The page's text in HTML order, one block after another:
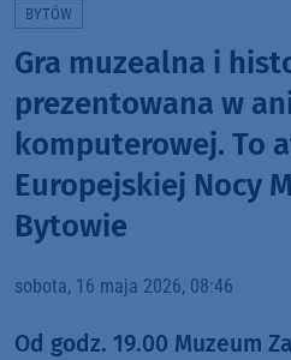
BYTÓW
Gra muzealna i
prezentowana w
komputerowej. To
Europejskiej Nocy
Bytowie
sobota, 16 maja 2026, 08:46
Od godz. 19.00 Muzeum